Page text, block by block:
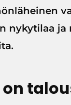
nykytilaa ja